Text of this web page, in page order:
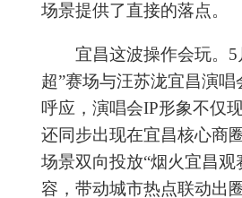
场景提供了直接的落点。
宜昌这波操作会玩。5
超”赛场与汪苏泷宜昌演
呼应，演唱会IP形象不仅
还同步出现在宜昌核心商
场景双向投放“烟火宜昌观
容，带动城市热点联动出